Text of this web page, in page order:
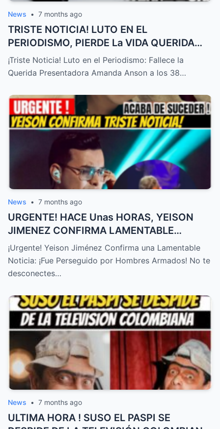
News • 7 months ago
TRISTE NOTICIA! LUTO EN EL
PERIODISMO, PIERDE La VIDA QUERIDA
PRESENTADORA HOY! – HTT
¡Triste Noticia! Luto en el Periodismo: Fallece la
Querida Presentadora Amanda Anson a los 38…
News • 7 months ago
URGENTE! HACE Unas HORAS, YEISON
JIMENEZ CONFIRMA LAMENTABLE
NOTICIA, NO LO ESPERABA,TRISTE
NOTICIA! – HTT
¡Urgente! Yeison Jiménez Confirma una Lamentable
Noticia: ¡Fue Perseguido por Hombres Armados! No te
desconectes…
News • 7 months ago
ULTIMA HORA ! SUSO EL PASPI SE